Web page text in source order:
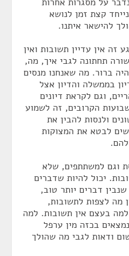
על מסגרות אחרות
קצת זמן לנושא
להישאר איתנו.
זה אין עדיין תשובות ואין
שורה תחתונה לגבי איך, מה,
ברור. מה שאנחנו מנסים
בממשלה והדיון אצל
וגם לקראת דיונים
הקרובים, זה לשמוע
ולנסות להבין את
לבטא את המצוקות
וגם למשתתפים, שלא
יכול להיות שדברים
דברים יותר טוב,
מה לצפות לתשובות,
בעצם אין תשובות. למה
בכזה מין ערפל
ודאות לגבי מה שהולך